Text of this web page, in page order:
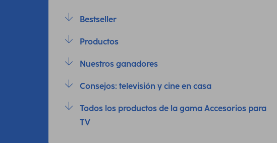
Bestseller
Productos
Nuestros ganadores
Consejos: televisión y cine en casa
Todos los productos de la gama Accesorios para
TV